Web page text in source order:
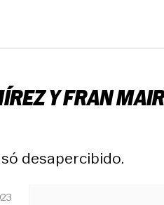
Y FRAN
desapercibido.